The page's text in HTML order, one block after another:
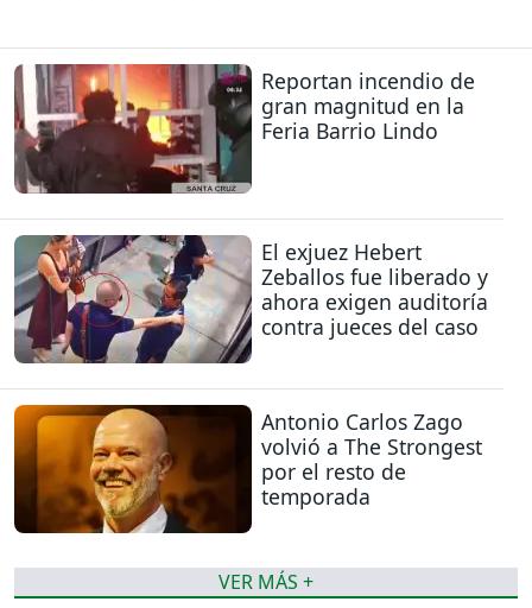
Reportan incendio de
gran magnitud en la
Feria Barrio Lindo
El exjuez Hebert
Zeballos fue liberado y
ahora exigen auditoría
contra jueces del caso
Antonio Carlos Zago
volvió a The Strongest
por el resto de
temporada
VER MÁS +